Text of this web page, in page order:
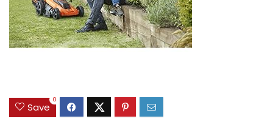
Save
0